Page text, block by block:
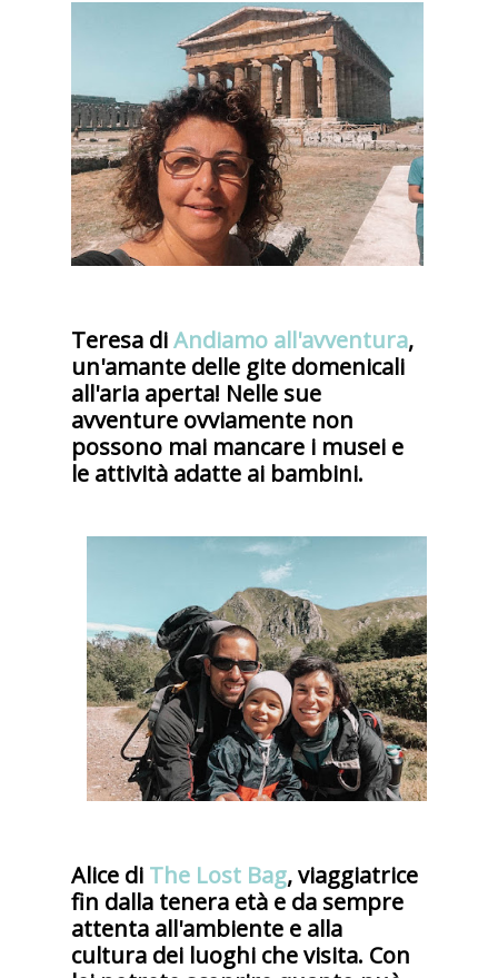
Teresa diAndiamo all'avventura,
un'amante delle gite domenicali
all'aria aperta! Nelle sue
avventure ovviamente non
possono mai mancare i musei e
le attività adatte ai bambini.
Alice di The Lost Bag, viaggiatrice
fin dalla tenera età e da sempre
attenta all'ambiente e alla
cultura dei luoghi che visita. Con